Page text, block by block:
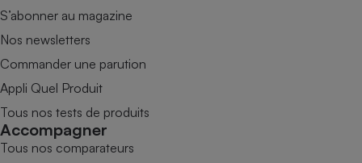
S’abonner au magazine
Nos newsletters
Commander une parution
Appli Quel Produit
Tous nos tests de produits
Accompagner
Tous nos comparateurs